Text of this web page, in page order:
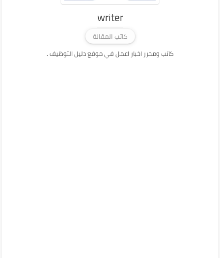
writer
كاتب المقالة
كاتب ومحرر اخبار اعمل في موقع دليل التوظيف .